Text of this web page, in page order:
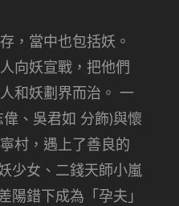
，當中也包括妖。
向妖宣戰，把他們
和妖劃界而治。 一
、吳君如 分飾)與懷
村，遇上了善良的
少女、二錢天師小嵐
陽錯下成為「孕夫」